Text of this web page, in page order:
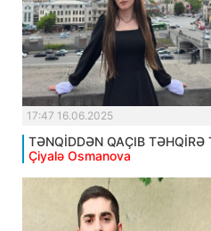
17:47 16.06.2025
TƏNQİDDƏN QAÇIB TƏHQİRƏ
Çiyalə Osmanova